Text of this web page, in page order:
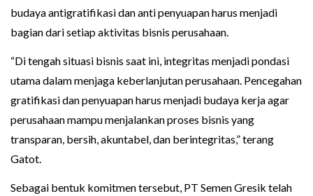
budaya antigratifikasi dan anti penyuapan harus menjadi
bagian dari setiap aktivitas bisnis perusahaan.
“Di tengah situasi bisnis saat ini, integritas menjadi pondasi
utama dalam menjaga keberlanjutan perusahaan. Pencegahan
gratifikasi dan penyuapan harus menjadi budaya kerja agar
perusahaan mampu menjalankan proses bisnis yang
transparan, bersih, akuntabel, dan berintegritas,” terang
Gatot.
Sebagai bentuk komitmen tersebut, PT Semen Gresik telah